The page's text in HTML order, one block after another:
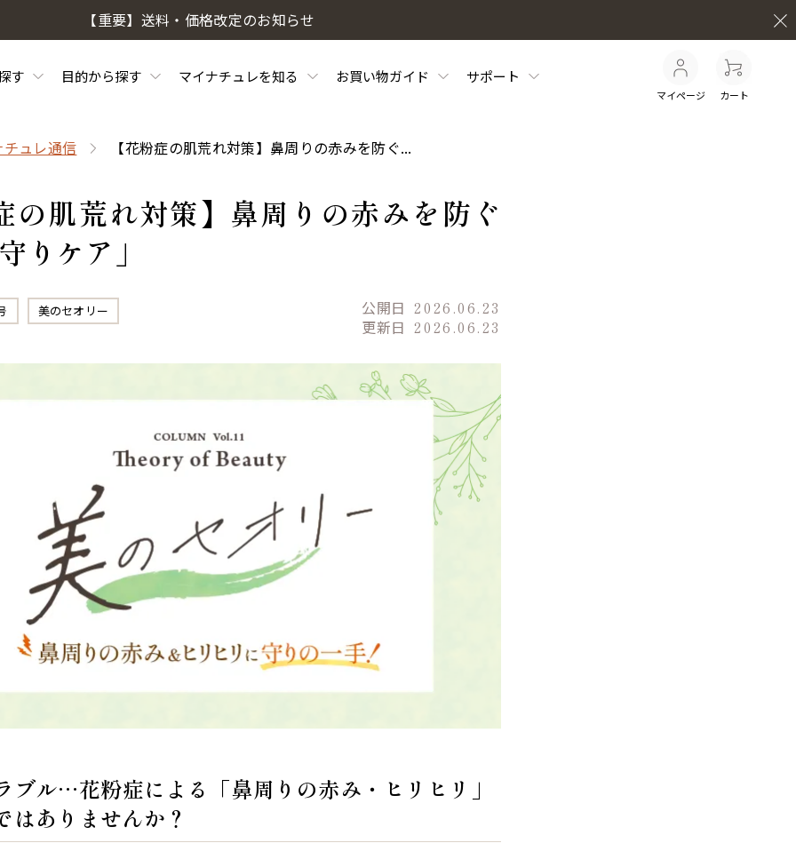
【重要】送料・価格改定のお知らせ
す 目的から探す マイナチュレを知る お買い物ガイド サポート
マイページ カート
ュレ通信 【花粉症の肌荒れ対策】鼻周りの赤みを防ぐ...
の肌荒れ対策】鼻周りの赤みを防ぐ
りケア」
美のセオリー 公開日 2026.06.23
更新日 2026.06.23
ブル…花粉症による「鼻周りの赤み・ヒリヒリ」
はありませんか？